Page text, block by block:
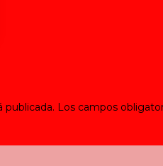
publicada. Los campos